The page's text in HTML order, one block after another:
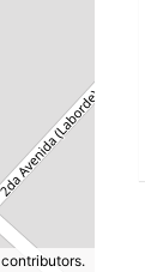
contributors.